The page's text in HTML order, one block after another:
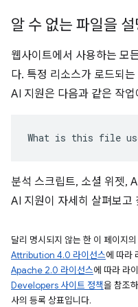
알 수 없는 파일을
웹사이트에서 사용하는 모
다. 특정 리소스가 로드되
AI 지원은 다음과 같은 작
What is this file
분석 스크립트, 소셜 위젯,
AI 지원이 자세히 살펴보고
달리 명시되지 않는 한 이 페이지
Attribution 4.0 라이선스에 따라
Apache 2.0 라이선스에 따라 라
Developers 사이트 정책을 참조
사의 등록 상표입니다.